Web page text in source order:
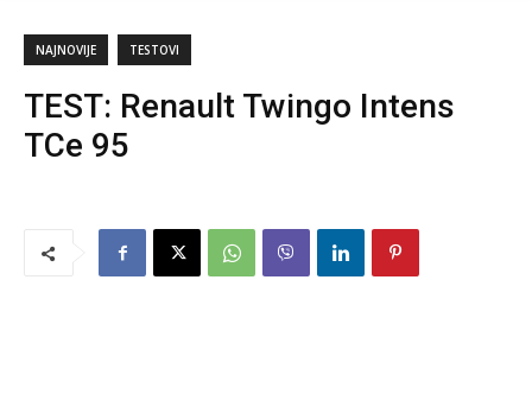
NAJNOVIJE TESTOVI
TEST: Renault Twingo Intens
TCe 95